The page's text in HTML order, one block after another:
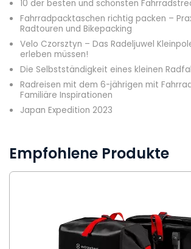
10 der besten und schönsten
Fahrradpacktaschen richtig packen –
Radtouren und Bikepacking
Velo Czorsztyn – Das Radeljuwel
erleben müssen!
Die Selbstständigkeit eines kleinen
Radreisen mit dem 6-jährigen mit
Familiäre Inspirationen
Japan Expedition 2023
Empfohlene Produkte